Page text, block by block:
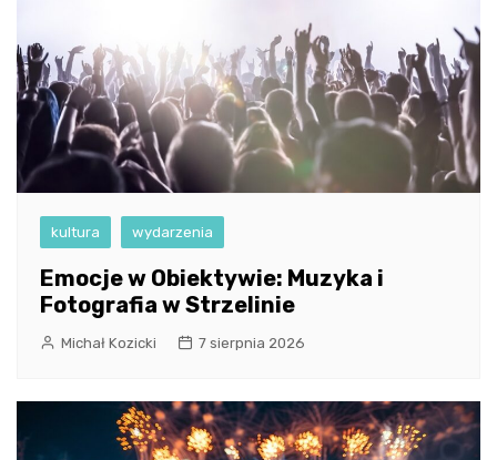
kultura wydarzenia
Emocje w Obiektywie: Muzyka i
Fotografia w Strzelinie
Michał Kozicki 7 sierpnia 2026